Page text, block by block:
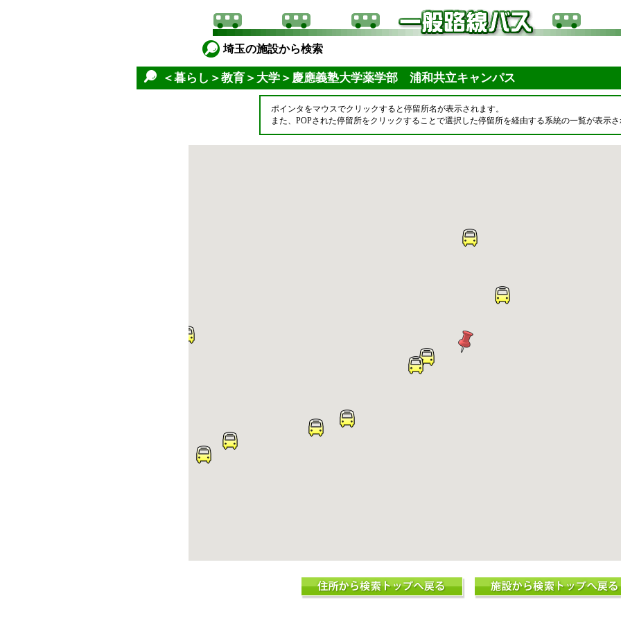
埼玉の施設から検索
＜暮らし＞教育＞大学＞慶應義塾大学薬学部 浦和共立キャンパス
ポインタをマウスでクリックすると停留所名が表示されます。
また、POPされた停留所をクリックすることで選択した停留所を経由する系統の一覧が表示